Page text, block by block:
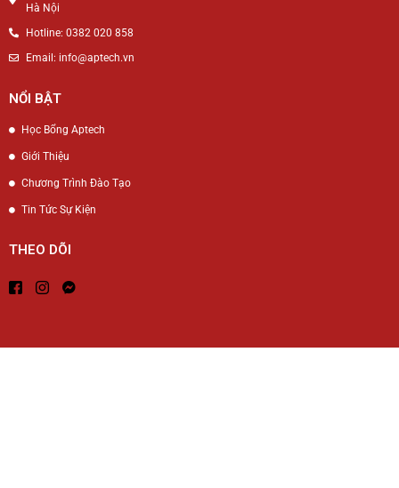
Hà Nội
Hotline: 0382 020 858
Email: info@aptech.vn
NỔI BẬT
Học Bổng Aptech
Giới Thiệu
Chương Trình Đào Tạo
Tin Tức Sự Kiện
THEO DÕI